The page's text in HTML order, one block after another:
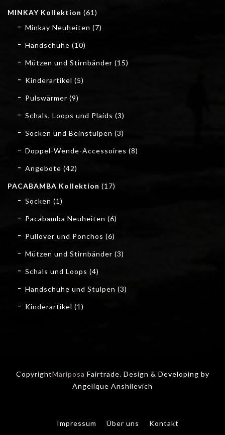
MINKAY Kollektion (61)
Minkay Neuheiten (7)
Handschuhe (10)
Mützen und Stirnbänder (15)
Kinderartikel (5)
Pulswärmer (9)
Schals, Loops und Plaids (3)
Socken und Beinstulpen (3)
Doppel-Wende-Accessoires (8)
Angebote (42)
PACABAMBA Kollektion (17)
Socken (1)
Pacabamba Neuheiten (6)
Pullover und Ponchos (6)
Mützen und Stirnbänder (3)
Schals und Loops (4)
Handschuhe und Stulpen (3)
Kinderartikel (1)
CopyrightMariposa Fairtrade. Design & Developing by
Angelique Anshilevich
Impressum Über uns Kontakt